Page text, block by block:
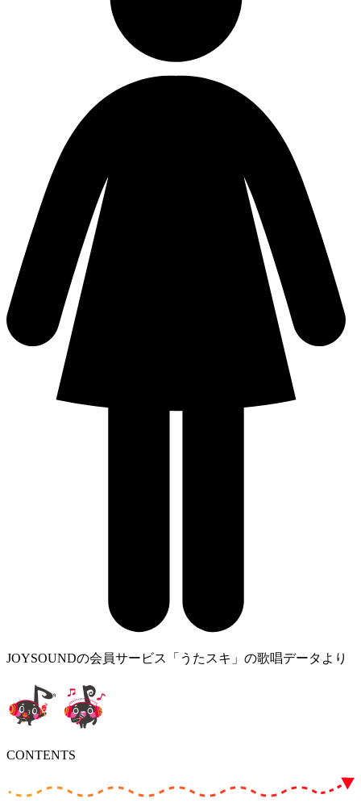
JOYSOUNDの会員サービス「うたスキ」の歌唱データより
CONTENTS